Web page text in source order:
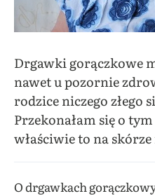
Drgawki gorączkowe
nawet u pozornie
rodzice niczego złego
Przekonałam się o
właściwie to na
O drgawkach